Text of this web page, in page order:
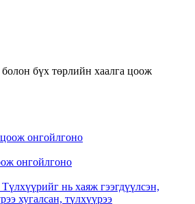
бүх төрлийн хаалга цоож
онгойлгоно